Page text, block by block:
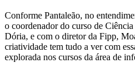
Conforme Pantaleão, no
o coordenador do curso de
Dória, e com o diretor da Fipp,
criatividade tem tudo a ver com
explorada nos cursos da área de